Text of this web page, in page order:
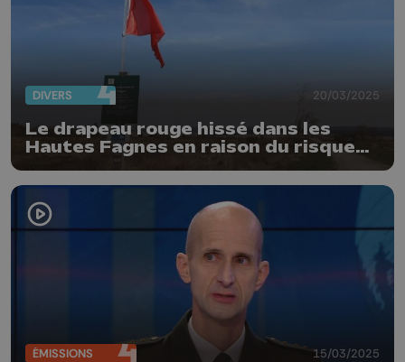
DIVERS 20/03/2025
Le drapeau rouge hissé dans les
Hautes Fagnes en raison du risque
ÉMISSIONS 15/03/2025